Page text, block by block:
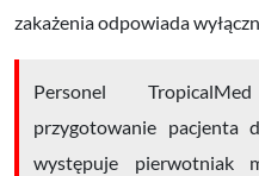
zakażenia odpowiada
Personel
przygotowanie pacjenta
występuje pierwotniak